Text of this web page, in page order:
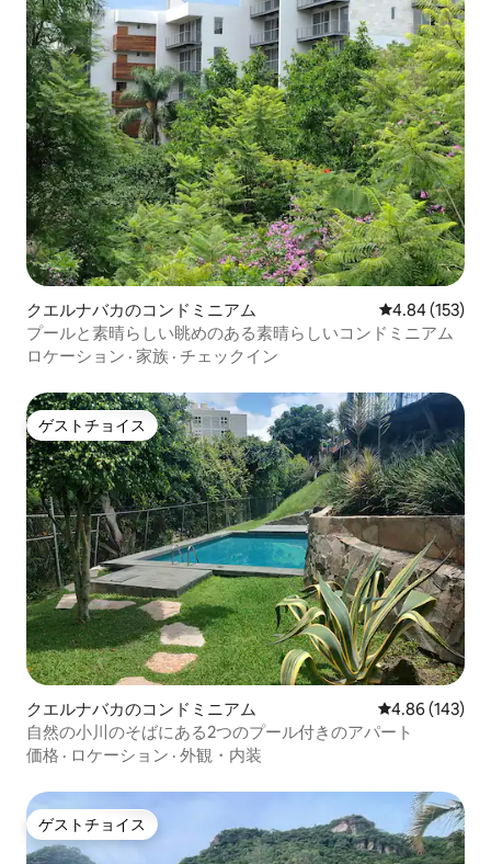
クエルナバカのコンドミニアム レビュー153
4.84 (153)
プールと素晴らしい眺めのある素晴らしいコンドミニアム
ロケーション · 家族 · チェックイン
ゲストチョイス
ゲストチョイス
クエルナバカのコンドミニアム レビュー143
4.86 (143)
自然の小川のそばにある2つのプール付きのアパート
価格 · ロケーション · 外観・内装
ゲストチョイス
ゲストチョイス